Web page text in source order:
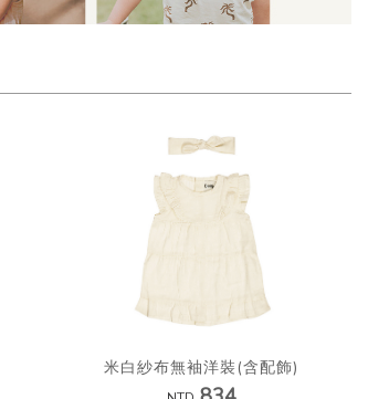
米白紗布無袖洋裝(含配飾)